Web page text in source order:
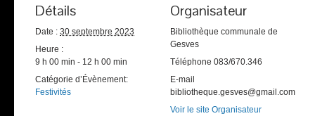
Détails
Date : 30 septembre 2023
Heure :
9 h 00 min - 12 h 00 min
Catégorie d’Évènement:
Festivités
Organisateur
Bibliothèque communale de
Gesves
Téléphone 083/670.346
E-mail
bibliotheque.gesves@gmail.com
Voir le site Organisateur